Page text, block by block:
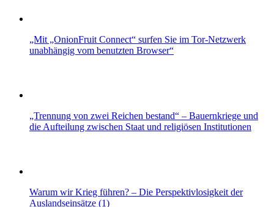
„Mit „OnionFruit Connect“ surfen Sie im Tor-Netzwerk
unabhängig vom benutzten Browser“
„Trennung von zwei Reichen bestand“ – Bauernkriege und
die Aufteilung zwischen Staat und religiösen Institutionen
Warum wir Krieg führen? – Die Perspektivlosigkeit der
Auslandseinsätze (1)